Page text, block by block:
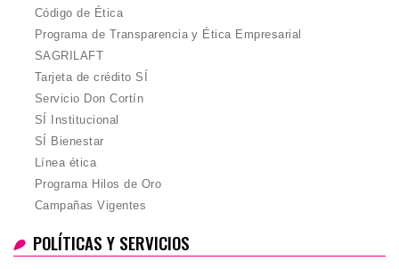
Código de Ética
Programa de Transparencia y Ética Empresarial
SAGRILAFT
Tarjeta de crédito SÍ
Servicio Don Cortín
SÍ Institucional
SÍ Bienestar
Línea ética
Programa Hilos de Oro
Campañas Vigentes
POLÍTICAS Y SERVICIOS